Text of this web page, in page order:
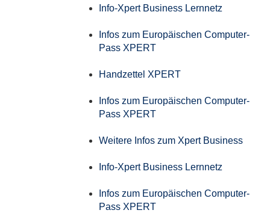
Info-Xpert Business Lernnetz
Infos zum Europäischen Computer-
Pass XPERT
Handzettel XPERT
Infos zum Europäischen Computer-
Pass XPERT
Weitere Infos zum Xpert Business
Info-Xpert Business Lernnetz
Infos zum Europäischen Computer-
Pass XPERT